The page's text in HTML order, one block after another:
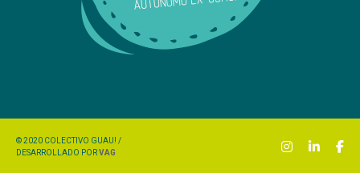
© 2020 COLECTIVO GUAU! /
DESARROLLADO PORVAG